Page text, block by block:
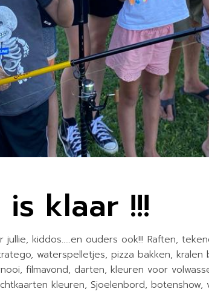
klaar !!!
kiddos…..en ouders ook!!! Raften,
waterspelletjes, pizza bakken,
filmavond, darten, kleuren voor
kleuren, Sjoelenbord, botenshow,